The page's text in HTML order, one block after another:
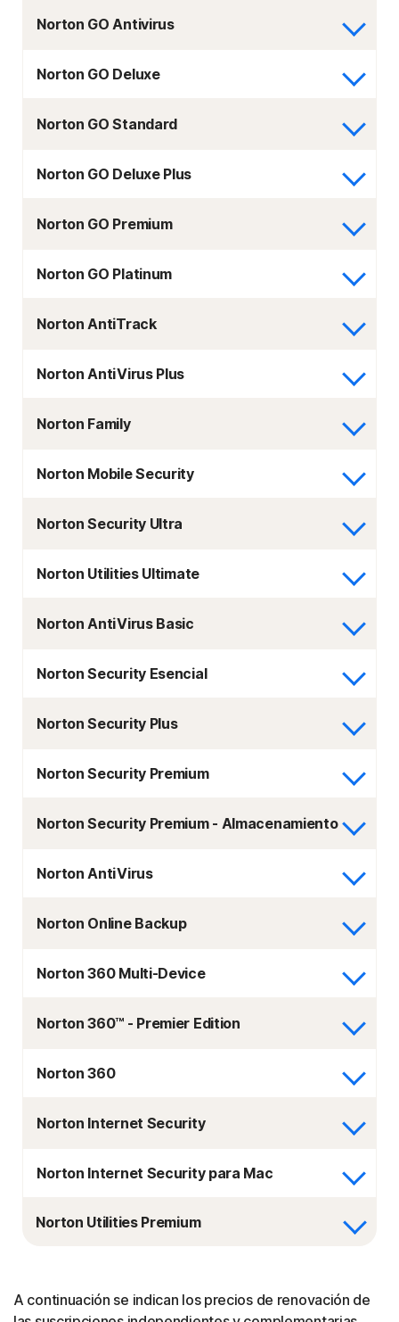
Norton GO Antivirus
Norton GO Deluxe
Norton GO Standard
Norton GO Deluxe Plus
Norton GO Premium
Norton GO Platinum
Norton AntiTrack
Norton AntiVirus Plus
Norton Family
Norton Mobile Security
Norton Security Ultra
Norton Utilities Ultimate
Norton AntiVirus Basic
Norton Security Esencial
Norton Security Plus
Norton Security Premium
Norton Security Premium - Almacenamiento
Norton AntiVirus
Norton Online Backup
Norton 360 Multi-Device
Norton 360™ - Premier Edition
Norton 360
Norton Internet Security
Norton Internet Security para Mac
Norton Utilities Premium
A continuación se indican los precios de renovación de